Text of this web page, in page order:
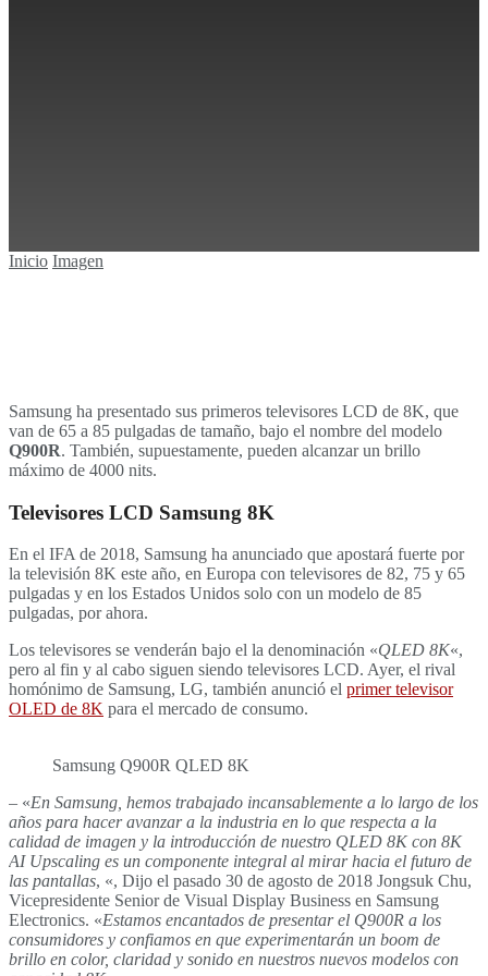
Inicio Imagen
Samsung ha presentado sus primeros televisores LCD de 8K, que
van de 65 a 85 pulgadas de tamaño, bajo el nombre del modelo
Q900R. También, supuestamente, pueden alcanzar un brillo
máximo de 4000 nits.
Televisores LCD Samsung 8K
En el IFA de 2018, Samsung ha anunciado que apostará fuerte por
la televisión 8K este año, en Europa con televisores de 82, 75 y 65
pulgadas y en los Estados Unidos solo con un modelo de 85
pulgadas, por ahora.
Los televisores se venderán bajo el la denominación «QLED 8K«,
pero al fin y al cabo siguen siendo televisores LCD. Ayer, el rival
homónimo de Samsung, LG, también anunció el primer televisor
OLED de 8K para el mercado de consumo.
Samsung Q900R QLED 8K
– «En Samsung, hemos trabajado incansablemente a lo largo de los
años para hacer avanzar a la industria en lo que respecta a la
calidad de imagen y la introducción de nuestro QLED 8K con 8K
AI Upscaling es un componente integral al mirar hacia el futuro de
las pantallas, «, Dijo el pasado 30 de agosto de 2018 Jongsuk Chu,
Vicepresidente Senior de Visual Display Business en Samsung
Electronics. «Estamos encantados de presentar el Q900R a los
consumidores y confiamos en que experimentarán un boom de
brillo en color, claridad y sonido en nuestros nuevos modelos con